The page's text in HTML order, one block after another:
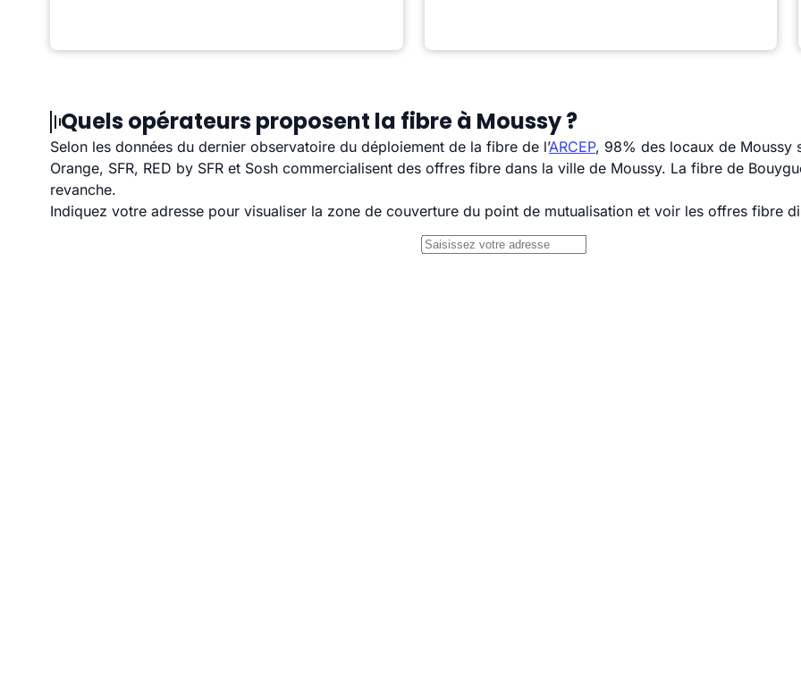
Quels opérateurs proposent la fibre à Moussy ?
Selon les données du dernier observatoire du déploiement de la fibre de l’ARCEP, 98% des locaux de Moussy
Orange, SFR, RED by SFR et Sosh commercialisent des offres fibre dans la ville de Moussy. La fibre de
revanche.
Indiquez votre adresse pour visualiser la zone de couverture du point de mutualisation et voir les offres fibre